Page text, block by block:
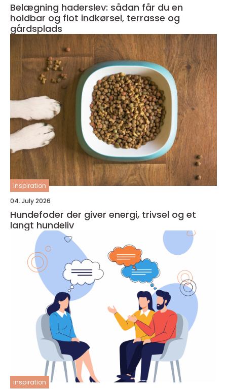
Belægning haderslev: sådan får du en
holdbar og flot indkørsel, terrasse og
gårdsplads
inspiration
04. July 2026
Hundefoder der giver energi, trivsel og et
langt hundeliv
inspiration